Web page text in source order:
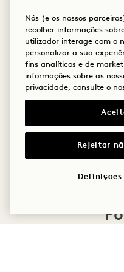
Nós (e os nossos
recolher informações
utilizador interage com o
personalizar a sua
fins analíticos e de
informações sobre as
privacidade, consulte o
Rejeitar